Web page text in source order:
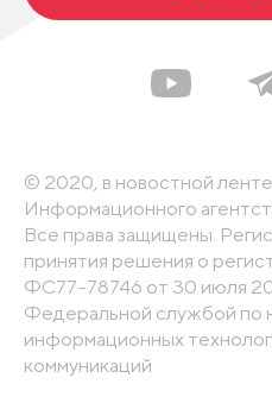
© 2020, в новостной
Информационного
Все права защищены.
принятия решения о
ФС77-78746 от 30 июля
Федеральной службой по
информационных
коммуникаций